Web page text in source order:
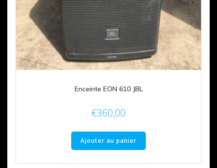
Enceinte EON 610 JBL
€360,00
Ajouter au panier